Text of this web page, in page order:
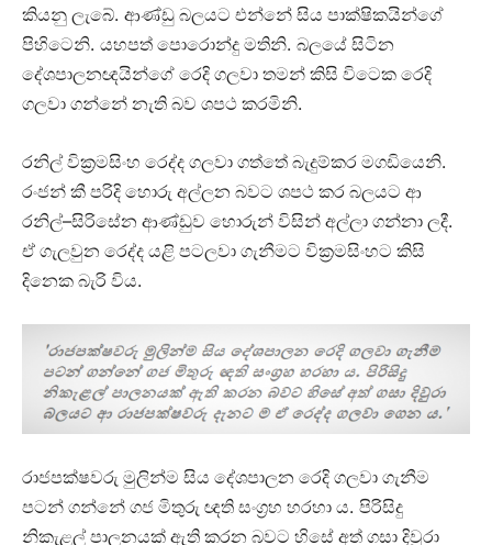
කියනු ලැබේ. ආණ්ඩු බලයට එන්නේ සිය පාක්ෂිකයින්ගේ
පිහිටෙනි. යහපත් පොරොන්දු මතිනි. බලයේ සිටින
දේශපාලනඥයින්ගේ රෙදි ගලවා තමන් කිසි විටෙක රෙදි
ගලවා ගන්නේ නැති බව ශපථ කරමිනි.
රනිල් වික්‍රමසිංහ රෙද්ද ගලවා ගත්තේ බැදුම්කර මගඩියෙනි.
රංජන් කී පරිදි හොරු අල්ලන බවට ශපථ කර බලයට ආ
රනිල්–සිරිසේන ආණ්ඩුව හොරුන් විසින් අල්ලා ගන්නා ලදී.
ඒ ගැලවුන රෙද්ද යළි පටලවා ගැනීමට වික්‍රමසිංහට කිසි
දිනෙක බැරි විය.
රාජපක්ෂවරු මුලින්ම සිය දේශපාලන රෙදි ගලවා ගැනීම
පටන් ගන්නේ ගජ මිතුරු ඥති සංග්‍රහ හරහා ය. පිරිසිදු
නිකැළල් පාලනයක් ඇති කරන බවට හිසේ අත් ගසා දිවුරා